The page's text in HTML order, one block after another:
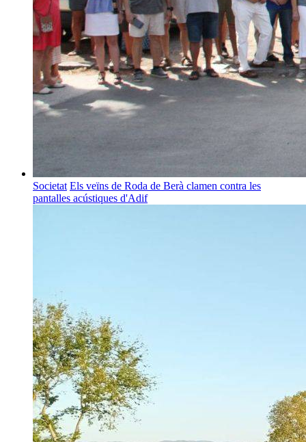
Societat Els veïns de Roda de Berà clamen contra les
pantalles acústiques d'Adif